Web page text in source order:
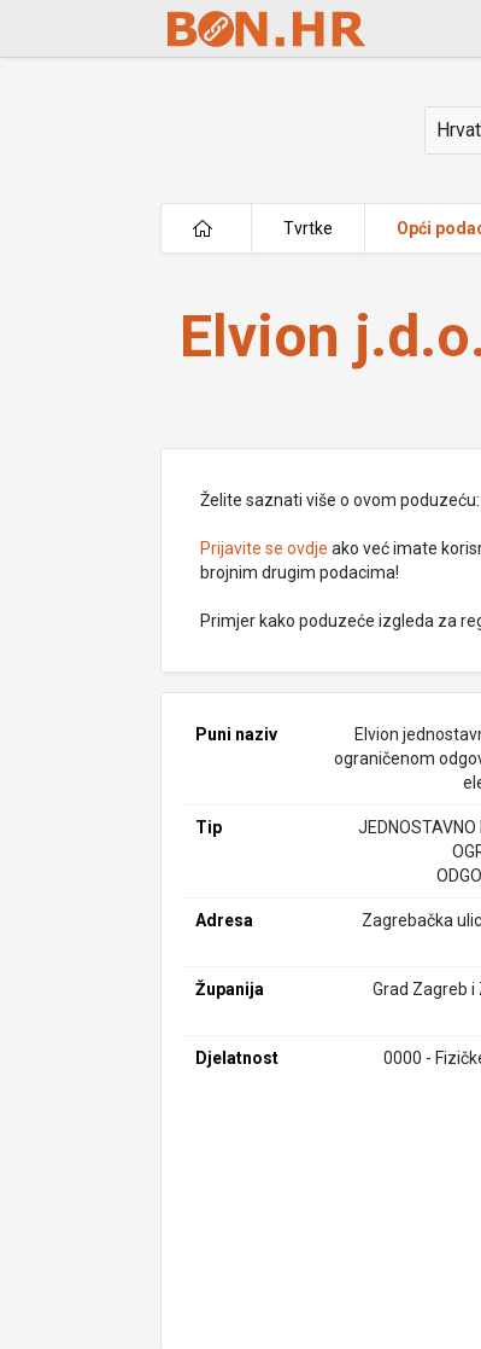
Skip to Main Content
Država
Tvrtke Opći
Elvion j.d.o.o.
Elvion
Želite saznati više o ovom
Prijavite se ovdje ako već imate
brojnim drugim podacima!
Primjer kako poduzeće izgleda za
Puni naziv
Elvion
ograničenom
Tip
JEDNOSTAVNO
Adresa
Zagrebačka
Županija
Grad Zagreb i
Djelatnost
0000 -